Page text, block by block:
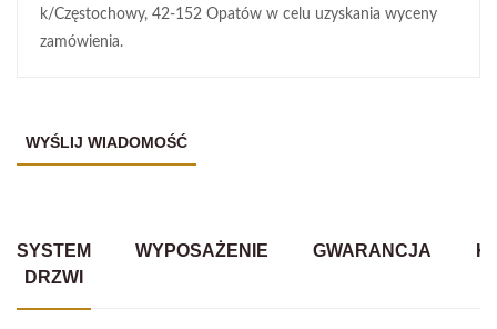
k/Częstochowy, 42-152 Opatów w celu uzyskania wyceny
zamówienia.
SYSTEM
DRZWI
WYPOSAŻENIE GWARANCJA